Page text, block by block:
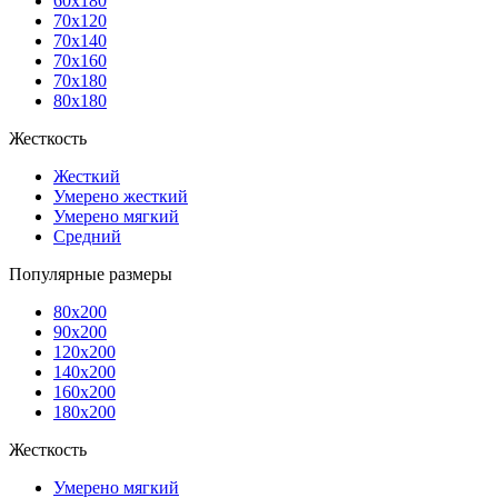
70x120
70x140
70x160
70x180
80x180
Жесткость
Жесткий
Умерено жесткий
Умерено мягкий
Средний
Популярные размеры
80x200
90x200
120x200
140x200
160x200
180x200
Жесткость
Умерено мягкий